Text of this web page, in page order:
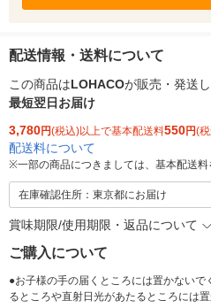
配送情報・送料について
この商品はLOHACOが販売・発送し
最短翌日お届け
3,780円(税込)以上で基本配送料550円(
配送料について
※一部の商品につきましては、基本配送料
在庫確認住所：東京都にお届け
賞味期限/使用期限・返品について
ご購入について
●お子様の手の届くところには置かない
るところや直射日光があたるところには置